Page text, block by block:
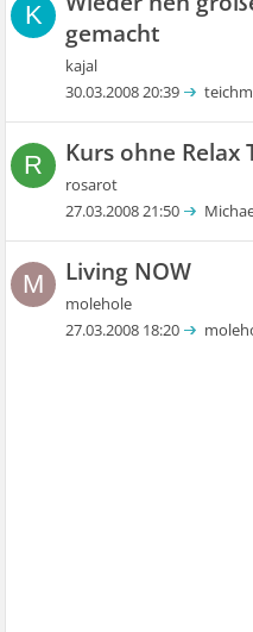
K
gemacht
kajal
30.03.2008 20:39
R Kurs ohne Relax
rosarot
27.03.2008 21:50
M Living NOW
molehole
27.03.2008 18:20